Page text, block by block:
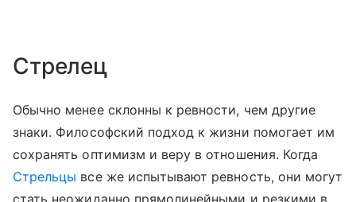
Стрелец
Обычно менее склонны к ревности, чем другие
знаки. Философский подход к жизни помогает им
сохранять оптимизм и веру в отношения. Когда
Стрельцы все же испытывают ревность, они могут
стать неожиданно прямолинейными и резкими в